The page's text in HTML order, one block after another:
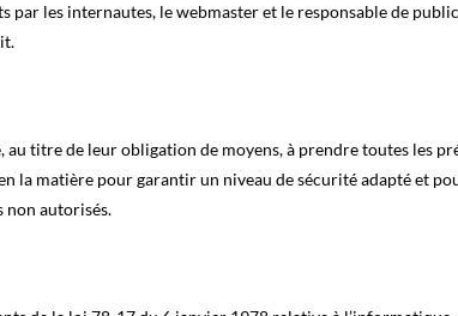
par les internautes, le webmaster et le responsable de
au titre de leur obligation de moyens, à prendre toutes les
la matière pour garantir un niveau de sécurité adapté et
non autorisés.